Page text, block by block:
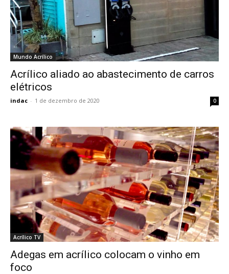
Mundo Acrílico
Acrílico aliado ao abastecimento de carros
elétricos
indac - 1 de dezembro de 2020 0
Acrílico TV
Adegas em acrílico colocam o vinho em
foco